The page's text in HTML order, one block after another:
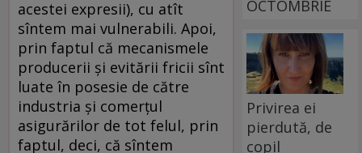
acestei expresii), cu atît
sîntem mai vulnerabili. Apoi,
prin faptul că mecanismele
producerii şi evitării fricii sînt
luate în posesie de către
industria şi comerţul
asigurărilor de tot felul, prin
faptul, deci, că sîntem
OCTOMBRIE
Privirea ei
pierdută, de
copil